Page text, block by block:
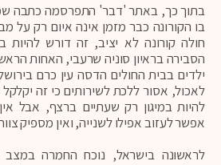
בתוך כך, באתר 'דבר' התפרסמה כתבה
בו הקורונה כבר מזמן אינה איום רק על
הסבירה בראיון סוניה שרעבי, האחות
ילדים בבית החולים הדסה עין כרם
לאכול, אסור ללכת לשירותים כי זה יקלקל
להיות במיגון רק שעתיים ברצף, אבל
אפשר לעזוב אפילו לשנייה, ואין מספיק
לראשונה בישראל, נוכח החמרה במצב